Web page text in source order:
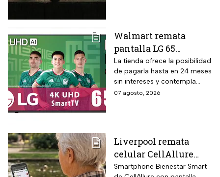
plataforma Google TV.
Walmart remata
pantalla LG 65
pulgadas UHD 4K con
funciones de
inteligencia artificial
ThinQ
La tienda ofrece la posibilidad
de pagarla hasta en 24 meses
sin intereses y contempla
devoluciones hasta 30 días
07 agosto, 2026
Liverpool remata
celular CellAllure
Smart AMOLED 5.5
Smartphone Bienestar Smart